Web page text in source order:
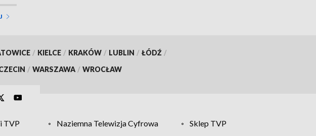
/ KIELCE / KRAKÓW / LUBLIN / ŁÓDŹ /
/ WARSZAWA / WROCŁAW
TVP Naziemna Telewizja Cyfrowa
Sklep TVP